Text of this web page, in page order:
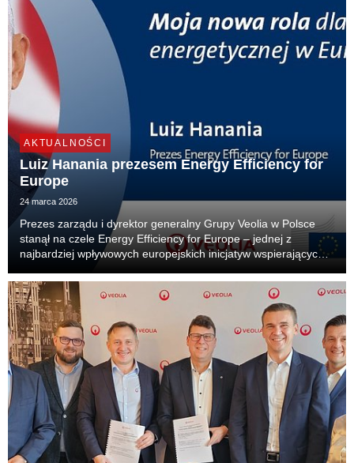
AKTUALNOŚCI
Luiz Hanania prezesem Energy Efficiency for
Europe
24 marca 2026
Prezes zarządu i dyrektor generalny Grupy Veolia w Polsce
stanął na czele Energy Efficiency for Europe – jednej z
najbardziej wpływowych europejskich inicjatyw wspierających
menedżer z Polski obejmuje funkcję lidera...